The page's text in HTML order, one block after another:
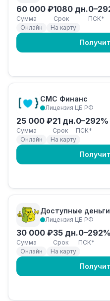
60 000 ₽
Сумма
1080 дн.
Срок
ПСК*
Онлайн
На карту
СМС Финанс
Лицензия ЦБ РФ
25 000 ₽
Сумма
21 дн.
Срок
0–292%
ПСК*
Онлайн
На карту
Доступные
Лицензия ЦБ РФ
30 000 ₽
Сумма
35 дн.
Срок
0–292%
ПСК*
Онлайн
На карту